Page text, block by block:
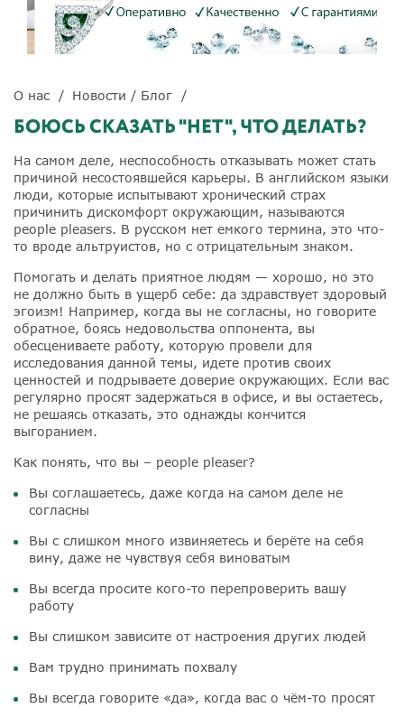
О нас Новости / Блог
БОЮСЬ СКАЗАТЬ "НЕТ", ЧТО ДЕЛАТЬ?
На самом деле, неспособность отказывать может стать
причиной несостоявшейся карьеры. В английском языки
люди, которые испытывают хронический страх
причинить дискомфорт окружающим, называются
people pleasers. В русском нет емкого термина, это что-
то вроде альтруистов, но с отрицательным знаком.
Помогать и делать приятное людям — хорошо, но это
не должно быть в ущерб себе: да здравствует здоровый
эгоизм! Например, когда вы не согласны, но говорите
обратное, боясь недовольства оппонента, вы
обесцениваете работу, которую провели для
исследования данной темы, идете против своих
ценностей и подрываете доверие окружающих. Если вас
регулярно просят задержаться в офисе, и вы остаетесь,
не решаясь отказать, это однажды кончится
выгоранием.
Как понять, что вы – people pleaser?
Вы соглашаетесь, даже когда на самом деле не
согласны
Вы с слишком много извиняетесь и берёте на себя
вину, даже не чувствуя себя виноватым
Вы всегда просите кого-то перепроверить вашу
работу
Вы слишком зависите от настроения других людей
Вам трудно принимать похвалу
Вы всегда говорите «да», когда вас о чём-то просят